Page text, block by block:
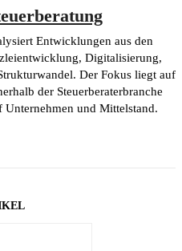
Entwicklungen aus den
Digitalisierung,
Der Fokus liegt auf
der Steuerberaterbranche
und Mittelstand.